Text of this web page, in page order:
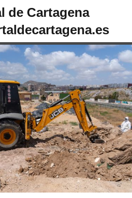
de Cartagena